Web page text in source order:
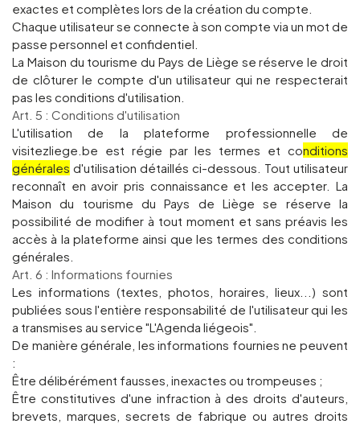
exactes et complètes lors de la création du compte.
Chaque utilisateur se connecte à son compte via un mot de
passe personnel et confidentiel.
La Maison du tourisme du Pays de Liège se réserve le droit
de clôturer le compte d'un utilisateur qui ne respecterait
pas les conditions d'utilisation.
Art. 5 : Conditions d'utilisation
L'utilisation de la plateforme professionnelle de
visitezliege.be est régie par les termes et conditions
générales d'utilisation détaillés ci-dessous. Tout utilisateur
reconnaît en avoir pris connaissance et les accepter. La
Maison du tourisme du Pays de Liège se réserve la
possibilité de modifier à tout moment et sans préavis les
accès à la plateforme ainsi que les termes des conditions
générales.
Art. 6 : Informations fournies
Les informations (textes, photos, horaires, lieux...) sont
publiées sous l'entière responsabilité de l'utilisateur qui les
a transmises au service "L'Agenda liégeois".
De manière générale, les informations fournies ne peuvent
:
Être délibérément fausses, inexactes ou trompeuses ;
Être constitutives d'une infraction à des droits d'auteurs,
brevets, marques, secrets de fabrique ou autres droits